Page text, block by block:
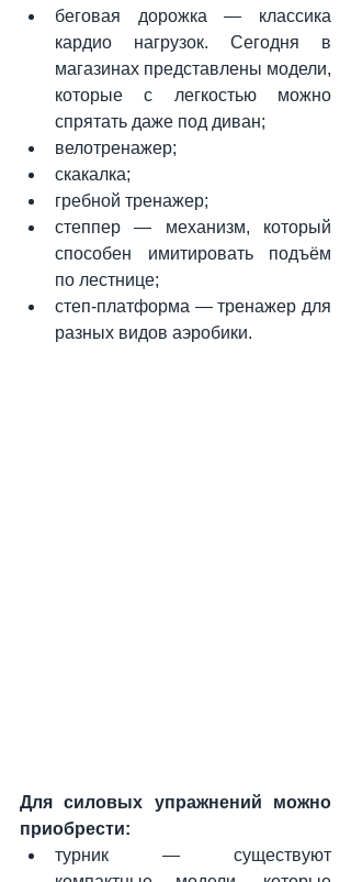
беговая дорожка — классика
кардио нагрузок. Сегодня в
магазинах представлены модели,
которые с легкостью можно
спрятать даже под диван;
велотренажер;
скакалка;
гребной тренажер;
степпер — механизм, который
способен имитировать подъём
по лестнице;
степ-платформа — тренажер для
разных видов аэробики.
Для силовых упражнений можно
приобрести:
турник — существуют